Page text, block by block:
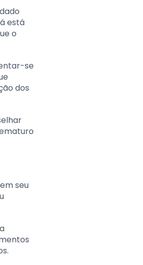
está
o
se
dos
seu